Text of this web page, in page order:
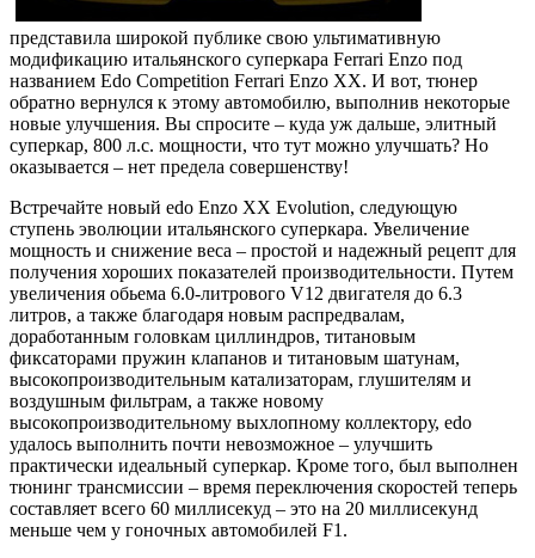
представила широкой публике свою ультимативную
модификацию итальянского суперкара Ferrari Enzo под
названием Edo Competition Ferrari Enzo XX. И вот, тюнер
обратно вернулся к этому автомобилю, выполнив некоторые
новые улучшения. Вы спросите – куда уж дальше, элитный
суперкар, 800 л.с. мощности, что тут можно улучшать? Но
оказывается – нет предела совершенству!
Встречайте новый edo Enzo XX Evolution, следующую
ступень эволюции итальянского суперкара. Увеличение
мощность и снижение веса – простой и надежный рецепт для
получения хороших показателей производительности. Путем
увеличения обьема 6.0-литрового V12 двигателя до 6.3
литров, а также благодаря новым распредвалам,
доработанным головкам циллиндров, титановым
фиксаторами пружин клапанов и титановым шатунам,
высокопроизводительным катализаторам, глушителям и
воздушным фильтрам, а также новому
высокопроизводительному выхлопному коллектору, edo
удалось выполнить почти невозможное – улучшить
практически идеальный суперкар. Кроме того, был выполнен
тюнинг трансмиссии – время переключения скоростей теперь
составляет всего 60 миллисекуд – это на 20 миллисекунд
меньше чем у гоночных автомобилей F1.